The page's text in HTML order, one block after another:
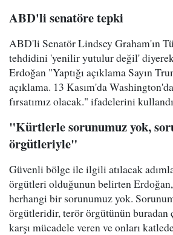
ABD'li senatöre tepki
ABD'li Senatör Lindsey Graham'ın
tehdidini 'yenilir yutulur değil'
Erdoğan "Yaptığı açıklama Sayın
açıklama. 13 Kasım'da
fırsatımız olacak." ifadelerini
"Kürtlerle sorunumuz yok,
örgütleriyle"
Güvenli bölge ile ilgili atılacak
örgütleri olduğunun belirten
herhangi bir sorunumuz yok.
örgütleridir, terör örgütünün buradan
karşı mücadele veren ve onları